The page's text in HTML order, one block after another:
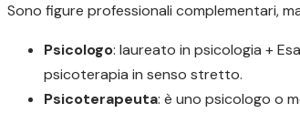
Sono figure professionali complementari,
Psicologo: laureato in psicologia +
psicoterapia in senso stretto.
Psicoterapeuta: è uno psicologo o